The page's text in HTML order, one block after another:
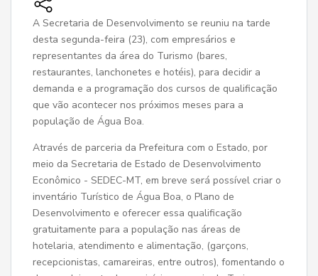
A Secretaria de Desenvolvimento se reuniu na tarde
desta segunda-feira (23), com empresários e
representantes da área do Turismo (bares,
restaurantes, lanchonetes e hotéis), para decidir a
demanda e a programação dos cursos de qualificação
que vão acontecer nos próximos meses para a
população de Água Boa.
Através de parceria da Prefeitura com o Estado, por
meio da Secretaria de Estado de Desenvolvimento
Econômico - SEDEC-MT, em breve será possível criar o
inventário Turístico de Água Boa, o Plano de
Desenvolvimento e oferecer essa qualificação
gratuitamente para a população nas áreas de
hotelaria, atendimento e alimentação, (garçons,
recepcionistas, camareiras, entre outros), fomentando o